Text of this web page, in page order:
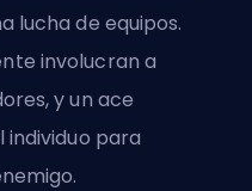
lucha de equipos.
involucran a
y un ace
para